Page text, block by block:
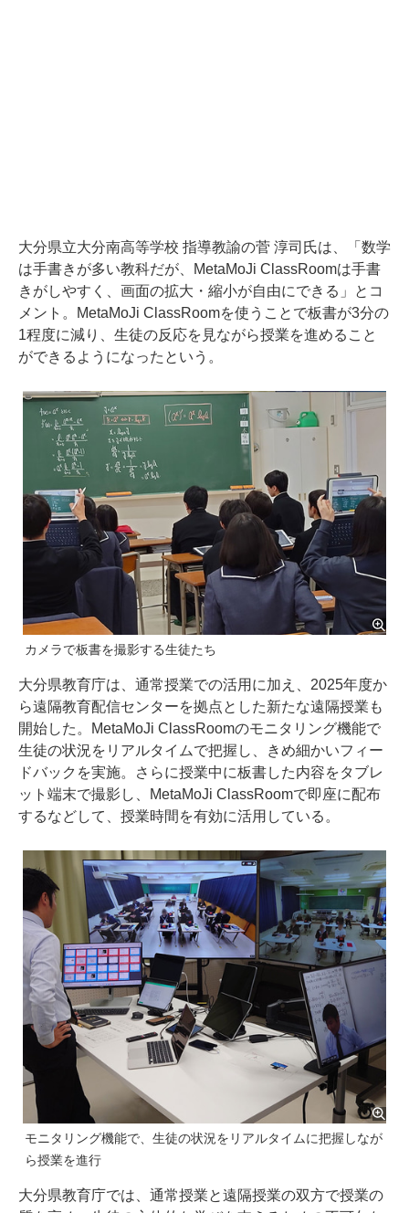
大分県立大分南高等学校 指導教諭の菅 淳司氏は、「数学
は手書きが多い教科だが、MetaMoJi ClassRoomは手書
きがしやすく、画面の拡大・縮小が自由にできる」とコ
メント。MetaMoJi ClassRoomを使うことで板書が3分の
1程度に減り、生徒の反応を見ながら授業を進めること
ができるようになったという。
カメラで板書を撮影する生徒たち
大分県教育庁は、通常授業での活用に加え、2025年度か
ら遠隔教育配信センターを拠点とした新たな遠隔授業も
開始した。MetaMoJi ClassRoomのモニタリング機能で
生徒の状況をリアルタイムで把握し、きめ細かいフィー
ドバックを実施。さらに授業中に板書した内容をタブレ
ット端末で撮影し、MetaMoJi ClassRoomで即座に配布
するなどして、授業時間を有効に活用している。
モニタリング機能で、生徒の状況をリアルタイムに把握しなが
ら授業を進行
大分県教育庁では、通常授業と遠隔授業の双方で授業の